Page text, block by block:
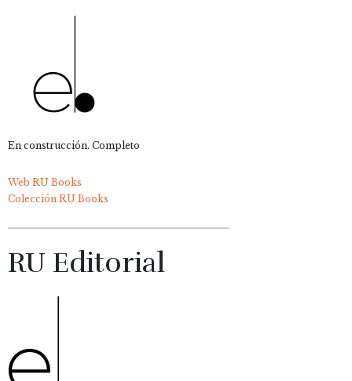
En construcción. Completo
Web RU Books
Colección RU Books
RU Editorial